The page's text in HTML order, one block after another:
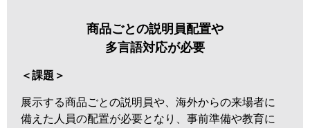
商品ごとの説明員配置や
多言語対応が必要
＜課題＞
展示する商品ごとの説明員や、海外からの来場者に
備えた人員の配置が必要となり、事前準備や教育に